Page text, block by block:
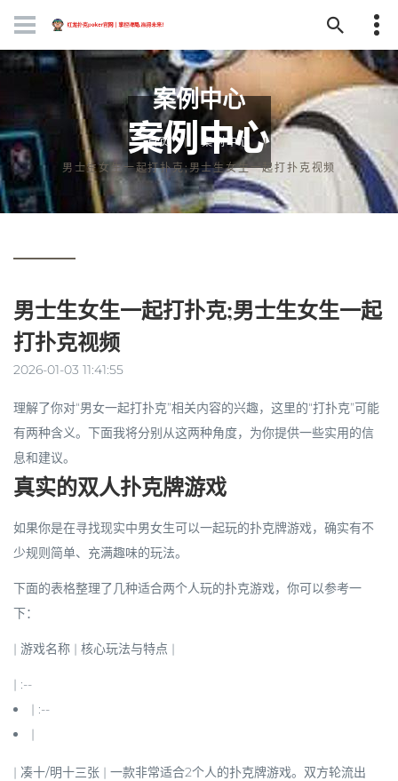
案例中心
首页
案例中心
男士生女生一起打扑克;男士生女生一起打扑克视频
男士生女生一起打扑克;男士生女生一起
打扑克视频
2026-01-03 11:41:55
理解了你对“男女一起打扑克”相关内容的兴趣，这里的“打扑克”可能
有两种含义。下面我将分别从这两种角度，为你提供一些实用的信
息和建议。
真实的双人扑克牌游戏
如果你是在寻找现实中男女生可以一起玩的扑克牌游戏，确实有不
少规则简单、充满趣味的玩法。
下面的表格整理了几种适合两个人玩的扑克游戏，你可以参考一
下：
| 游戏名称 | 核心玩法与特点 |
| :--
| :--
|
| 凑十/明十三张 | 一款非常适合2个人的扑克牌游戏。双方轮流出